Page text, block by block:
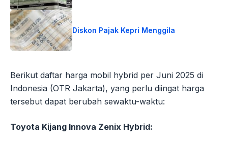
Diskon Pajak Kepri Menggila
Berikut daftar harga mobil hybrid per Juni 2025 di
Indonesia (OTR Jakarta), yang perlu diingat harga
tersebut dapat berubah sewaktu-waktu:
Toyota Kijang Innova Zenix Hybrid: